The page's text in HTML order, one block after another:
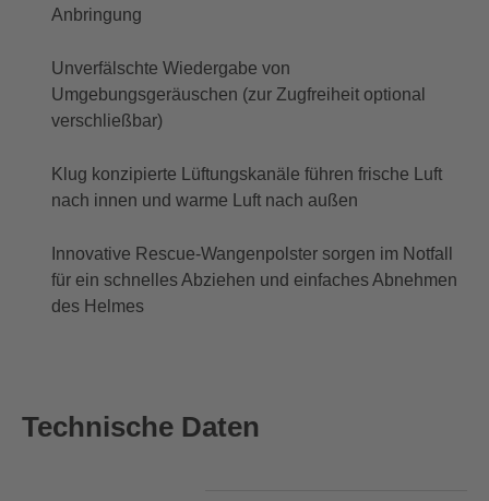
Anbringung
Unverfälschte Wiedergabe von
Umgebungsgeräuschen (zur Zugfreiheit optional
verschließbar)
Klug konzipierte Lüftungskanäle führen frische Luft
nach innen und warme Luft nach außen
Innovative Rescue-Wangenpolster sorgen im Notfall
für ein schnelles Abziehen und einfaches Abnehmen
des Helmes
Technische Daten